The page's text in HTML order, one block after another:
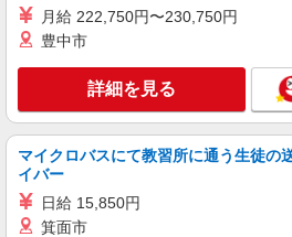
月給 222,750円〜230,750円
豊中市
詳細を見る
マイクロバスにて教習所に通う生徒の
イバー
日給 15,850円
箕面市